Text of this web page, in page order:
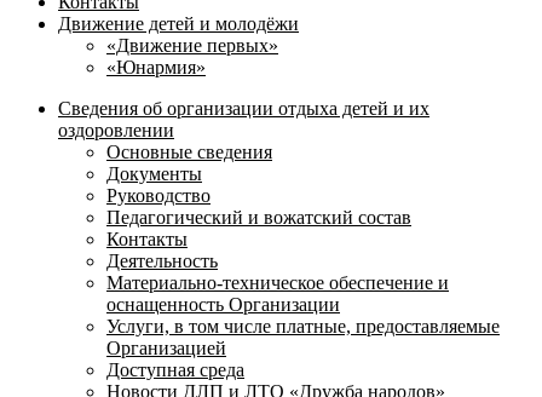
Движение детей и молодёжи
«Движение первых»
«Юнармия»
Сведения об организации отдыха детей и их
оздоровлении
Основные сведения
Документы
Руководство
Педагогический и вожатский состав
Контакты
Деятельность
Материально-техническое обеспечение и
оснащенность Организации
Услуги, в том числе платные, предоставляемые
Организацией
Доступная среда
Новости ДЛП и ЛТО «Дружба народов»